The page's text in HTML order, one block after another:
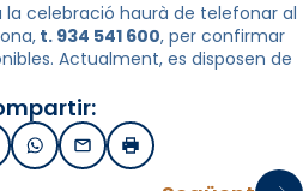
celebració haurà de telefonar al
t. 934 541 600, per confirmar
Actualment, es disposen de
/ Twitter
WhatsApp
EmailImprimir